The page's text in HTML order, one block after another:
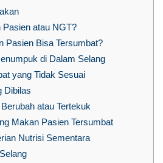
atau NGT?
Pasien Bisa Tersumbat?
di Dalam Selang
yang Tidak Sesuai
Dibilas
atau Tertekuk
Makan Pasien Tersumbat
Nutrisi Sementara